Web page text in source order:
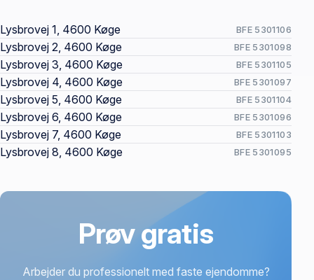
Offentlige ejendomssider
Lysbrovej 1, 4600 Køge BFE 5301106
Lysbrovej 2, 4600 Køge BFE 5301098
Lysbrovej 3, 4600 Køge BFE 5301105
Lysbrovej 4, 4600 Køge BFE 5301097
Lysbrovej 5, 4600 Køge BFE 5301104
Lysbrovej 6, 4600 Køge BFE 5301096
Lysbrovej 7, 4600 Køge BFE 5301103
Lysbrovej 8, 4600 Køge BFE 5301095
Prøv gratis
Arbejder du professionelt med faste ejendomme?